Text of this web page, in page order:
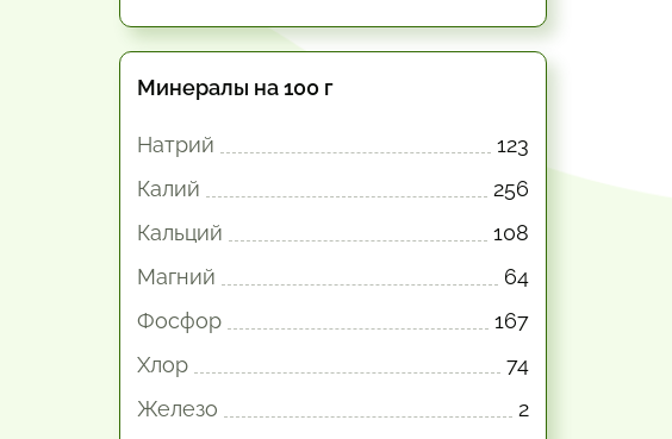
Минералы на 100 г
Натрий
123
Калий
256
Кальций
108
Магний
64
Фосфор
167
Хлор
74
Железо
2